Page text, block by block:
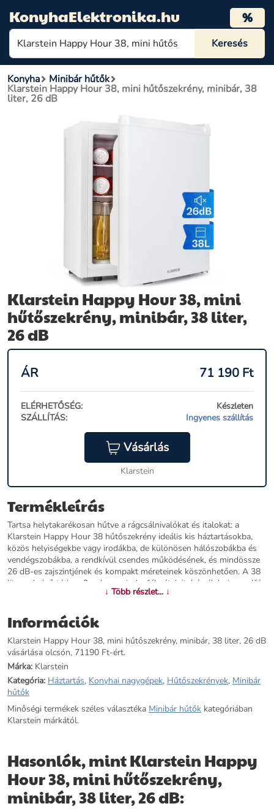
KonyhaElektronika.hu %
Konyha Minibár hűtők
Klarstein Happy Hour 38, mini hűtőszekrény, minibár, 38
liter, 26 dB
Klarstein Happy Hour 38, mini
hűtőszekrény, minibár, 38 liter,
26 dB
ÁR 71 190 Ft
ELÉRHETŐSÉG:
Készleten
SZÁLLÍTÁS:
Ingyenes szállítás
Vásárlás
Klarstein
Termékleírás
Tartsa helytakarékosan hűtve a rágcsálnivalókat és italokat: a
Klarstein Happy Hour 38 hűtőszekrény ideális kis háztartásokba,
közös helyiségekbe vagy irodákba, de különösen hálószobákba és
vendégszobákba, a rendkívül csendes működésének, és mindössze
26 dB-es zajszintjének és kompakt méreteinek köszönhetően. A 38
literes belső térben 3 polcon mindenféle étel, ital és élelmiszer elfér.
A három fiókon két rácsos polc használható a hűtőszekrény
2 literes, nagyméretű italos palackok is tárolhatók.Mindig
tökéletesen hűtve: a Klarstein Happy Hour 38 hűtőszekrény egy
helytakarékos formatervezési csoda, amely ideális élelmiszerek
tárolására.
További információk>>
↓ Több részlet... ↓
Információk
Klarstein Happy Hour 38, mini hűtőszekrény, minibár, 38 liter, 26 dB
vásárlása olcsón, 71190 Ft-ért.
Márka: Klarstein
Kategória: Háztartás, Konyhai nagygépek, Hűtőszekrények, Minibár
hűtők
Minőségi termékek széles választéka Minibár hűtők kategóriában
Klarstein márkától.
Hasonlók, mint Klarstein Happy
Hour 38, mini hűtőszekrény,
minibár, 38 liter, 26 dB: